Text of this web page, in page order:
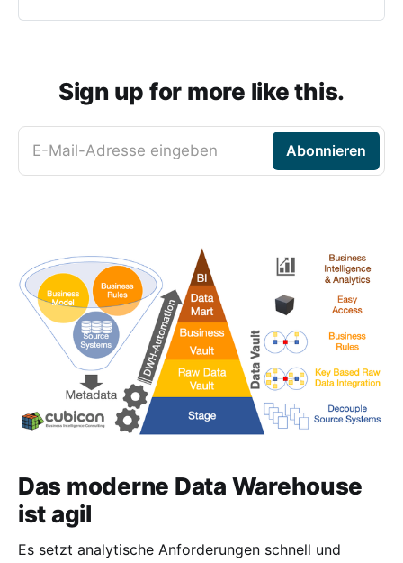
Sign up for more like this.
E-Mail-Adresse eingeben Abonnieren
Das moderne Data Warehouse
ist agil
Es setzt analytische Anforderungen schnell und